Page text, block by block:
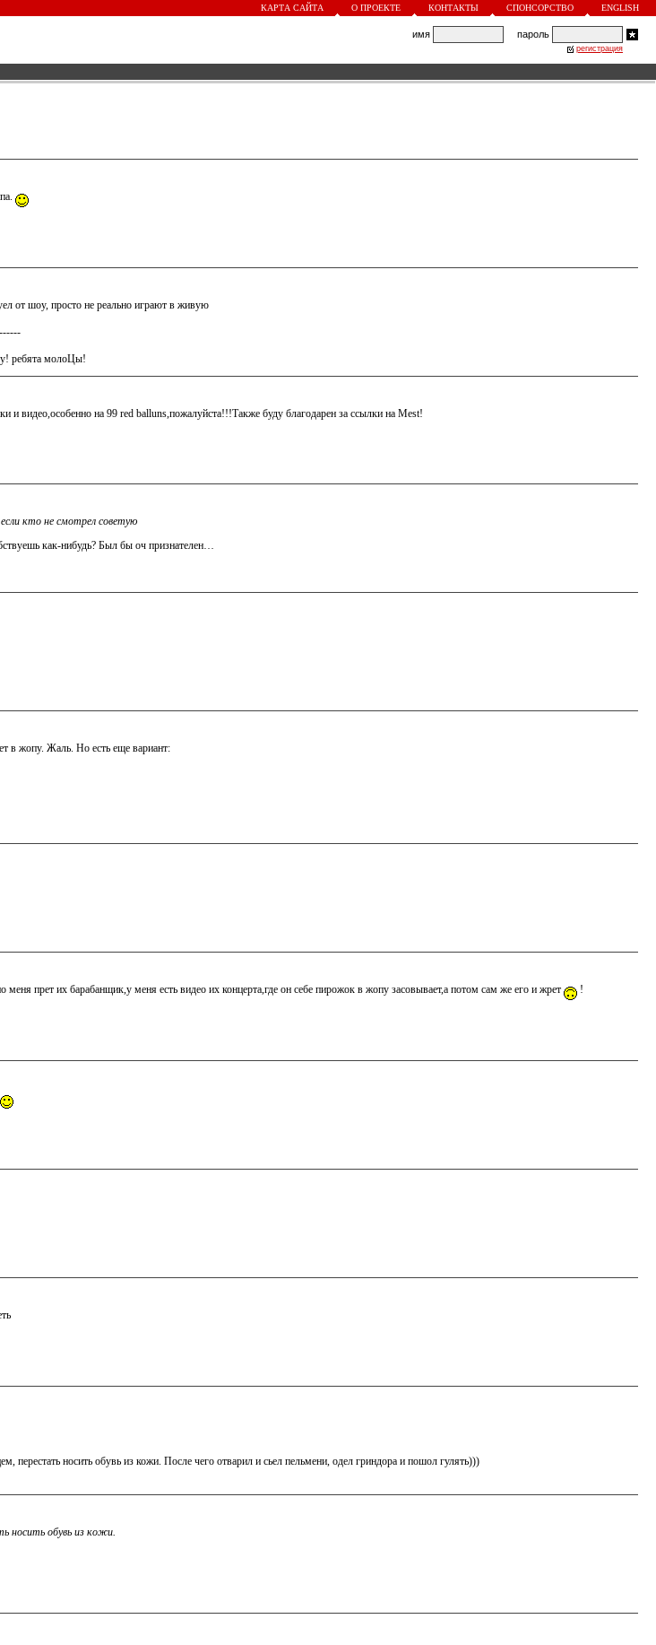
КАРТА САЙТА О ПРОЕКТЕ КОНТАКТЫ СПОНСОРСТВО ENGLISH
имя пароль
регистрация
от шоу, просто не реально играют в живую
ребята молоЦы!
и видео,особенно на 99 red balluns,пожалуйста!!!Также буду благодарен за ссылки на Mest!
кто не смотрел советую
как-нибудь? Был бы оч признателен…
в жопу. Жаль. Но есть еще вариант:
прет их барабанщик,у меня есть видео их концерта,где он себе пирожок в жопу засовывает,а потом сам же его и жрет !
перестать носить обувь из кожи. После чего отварил и сьел пельмени, одел гриндора и пошол гулять)))
носить обувь из кожи.